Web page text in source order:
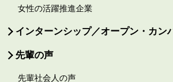
女性の活躍推進企業
インターンシップ／オープン・カン
先輩の声
先輩社会人の声